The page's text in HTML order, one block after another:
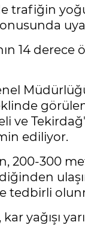
trafiğin
14
ve
ediliyor.
200-300
tedbirli
yağışı